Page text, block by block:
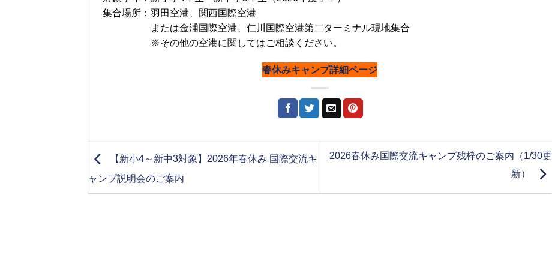
集合場所：羽田空港、関西国際空港
または金浦国際空港、仁川国際空港第二ターミナル現地集合
※その他の空港に関してはご相談ください。
春休みキャンプ詳細ページ
【新小4～新中3対象】2026年春休み 国際交流キ
ャンプ説明会のご案内
2026春休み国際交流キャンプ残枠のご案内（1/30更
新）